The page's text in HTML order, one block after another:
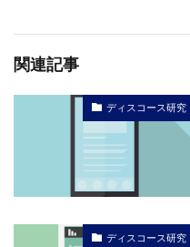
関連記事
ディスコース研究
ディスコース研究